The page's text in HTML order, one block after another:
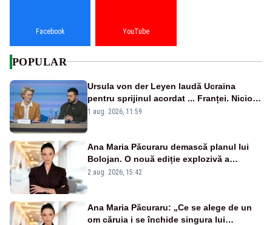
Facebook YouTube
POPULAR
Ursula von der Leyen laudă Ucraina
pentru sprijinul acordat ... Franței. Nicio
reacție privind ajutorul energetic promis
1 aug. 2026, 11:59
Ana Maria Păcuraru demască planul lui
Bolojan. O nouă ediție explozivă a
emisiunii „Miza Zilei” la Realitatea PLUS
2 aug. 2026, 15:42
Ana Maria Păcuraru: „Ce se alege de un
om căruia i se închide singura lui